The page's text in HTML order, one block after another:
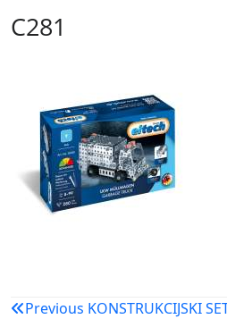
C281
Navigacija
Previous KONSTRUKCIJSKI